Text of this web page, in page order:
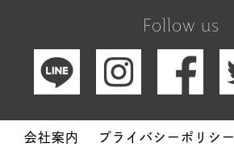
Follow us
会社案内 プライバシーポリシー